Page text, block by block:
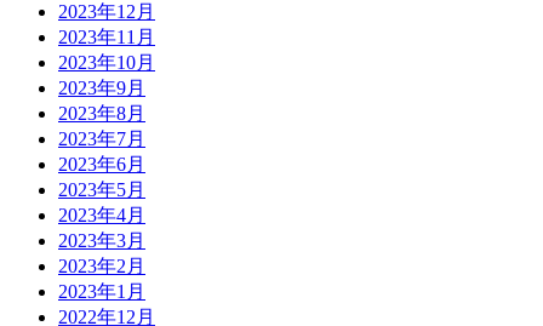
2023年12月
2023年11月
2023年10月
2023年9月
2023年8月
2023年7月
2023年6月
2023年5月
2023年4月
2023年3月
2023年2月
2023年1月
2022年12月